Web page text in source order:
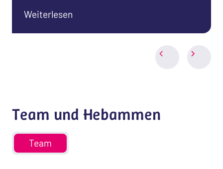
Weiterlesen
Team und Hebammen
Team